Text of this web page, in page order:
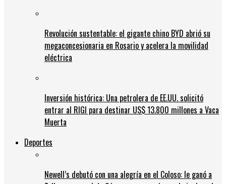
Revolución sustentable: el gigante chino BYD abrió su
megaconcesionaria en Rosario y acelera la movilidad
eléctrica
Inversión histórica: Una petrolera de EE.UU. solicitó
entrar al RIGI para destinar US$ 13.800 millones a Vaca
Muerta
Deportes
Newell’s debutó con una alegría en el Coloso: le ganó a